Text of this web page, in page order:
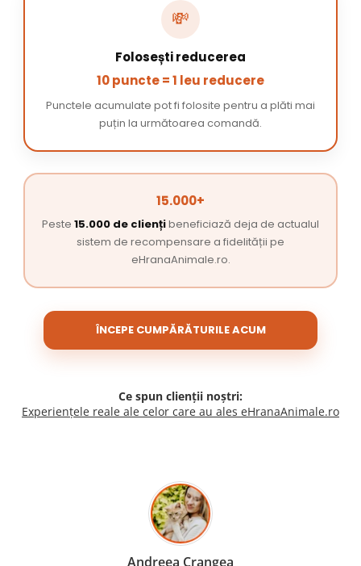
💸
Folosești reducerea
10 puncte = 1 leu reducere
Punctele acumulate pot fi folosite pentru a plăti mai
puțin la următoarea comandă.
15.000+
Peste 15.000 de cliențibeneficiază deja de actualul
sistem de recompensare a fidelității pe
eHranaAnimale.ro.
ÎNCEPE CUMPĂRĂTURILE ACUM
Ce spun clienții noștri:
Experiențele reale ale celor care au ales eHranaAnimale.ro
Madalina Stancea